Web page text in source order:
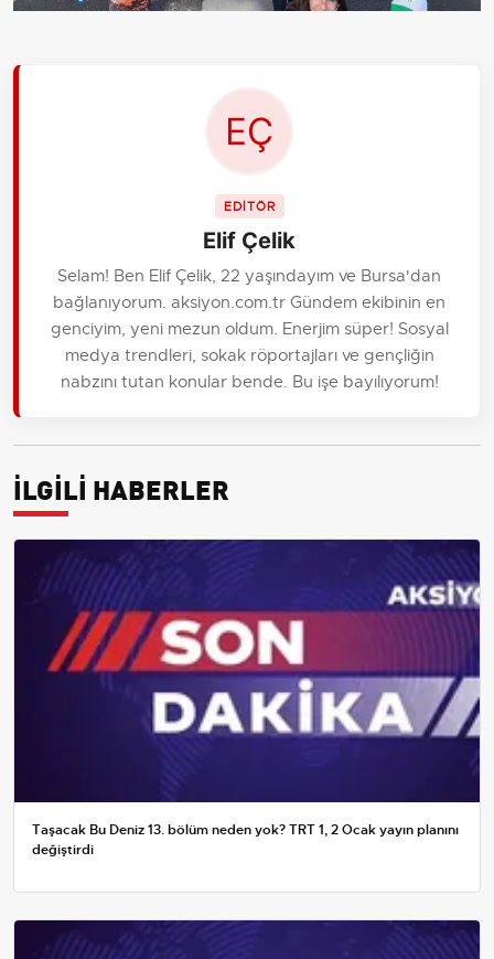
EDİTÖR
Elif Çelik
Selam! Ben Elif Çelik, 22 yaşındayım ve Bursa'dan
bağlanıyorum. aksiyon.com.tr Gündem ekibinin en
genciyim, yeni mezun oldum. Enerjim süper! Sosyal
medya trendleri, sokak röportajları ve gençliğin
nabzını tutan konular bende. Bu işe bayılıyorum!
İLGİLİ HABERLER
Taşacak Bu Deniz 13. bölüm neden yok? TRT 1, 2 Ocak yayın planını
değiştirdi